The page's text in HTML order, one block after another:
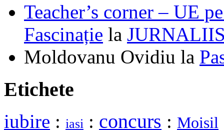
Teacher’s corner – UE
Fascinație la
Moldovanu Ovidiu la
Etichete
iubire : iasi : concurs : Moisil